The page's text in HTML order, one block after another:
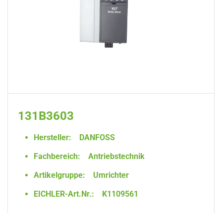
131B3603
Hersteller:
DANFOSS
Fachbereich:
Antriebstechnik
Artikelgruppe:
Umrichter
EICHLER-Art.Nr.:
K1109561